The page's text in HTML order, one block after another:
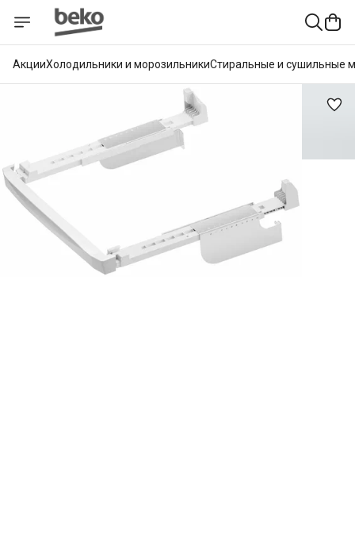
АкцииХолодильники и морозильникиСтиральные и сушильные